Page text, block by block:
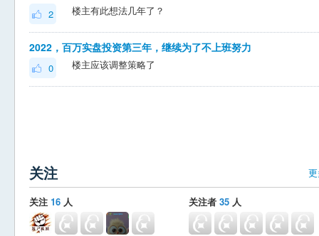
2 楼主有此想法几年了？
2022，百万实盘投资第三年，继续为了不上班努力
0 楼主应该调整策略了
关注
关注 16 人 关注者 35 人